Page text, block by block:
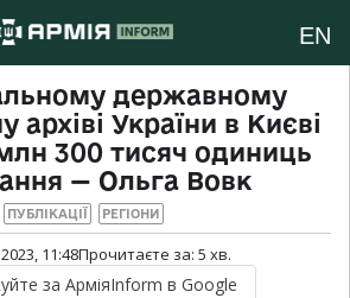
EN
державному
архіві України в Києві
300 тисяч одиниць
— Ольга Вовк
ПУБЛІКАЦІЇ РЕГІОНИ
11:48Прочитаєте за: 5 хв.
за АрміяInform в Google